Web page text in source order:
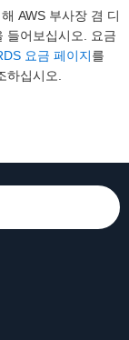
AWS 부사장 겸 디
들어보십시오. 요금
요금 페이지를
하십시오.